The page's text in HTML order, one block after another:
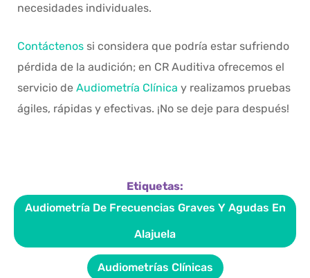
necesidades individuales.
Contáctenos si considera que podría estar sufriendo
pérdida de la audición; en CR Auditiva ofrecemos el
servicio de Audiometría Clínica y realizamos pruebas
ágiles, rápidas y efectivas. ¡No se deje para después!
Etiquetas:
Audiometría De Frecuencias Graves Y Agudas En
Alajuela
Audiometrías Clínicas